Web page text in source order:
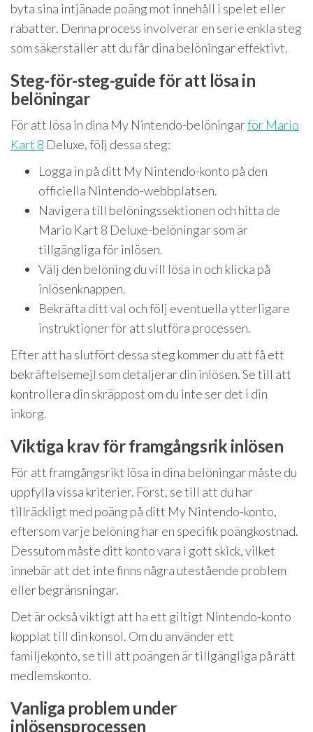
byta sina intjänade poäng mot innehåll i spelet eller
rabatter. Denna process involverar en serie enkla steg
som säkerställer att du får dina belöningar effektivt.
Steg-för-steg-guide för att lösa in
belöningar
För att lösa in dina My Nintendo-belöningarför Mario
Kart 8 Deluxe, följ dessa steg:
Logga in på ditt My Nintendo-konto på den
officiella Nintendo-webbplatsen.
Navigera till belöningssektionen och hitta de
Mario Kart 8 Deluxe-belöningar som är
tillgängliga för inlösen.
Välj den belöning du vill lösa in och klicka på
inlösenknappen.
Bekräfta ditt val och följ eventuella ytterligare
instruktioner för att slutföra processen.
Efter att ha slutfört dessa steg kommer du att få ett
bekräftelsemejl som detaljerar din inlösen. Se till att
kontrollera din skräppost om du inte ser det i din
inkorg.
Viktiga krav för framgångsrik inlösen
För att framgångsrikt lösa in dina belöningar måste du
uppfylla vissa kriterier. Först, se till att du har
tillräckligt med poäng på ditt My Nintendo-konto,
eftersom varje belöning har en specifik poängkostnad.
Dessutom måste ditt konto vara i gott skick, vilket
innebär att det inte finns några utestående problem
eller begränsningar.
Det är också viktigt att ha ett giltigt Nintendo-konto
kopplat till din konsol. Om du använder ett
familjekonto, se till att poängen är tillgängliga på rätt
medlemskonto.
Vanliga problem under
inlösensprocessen